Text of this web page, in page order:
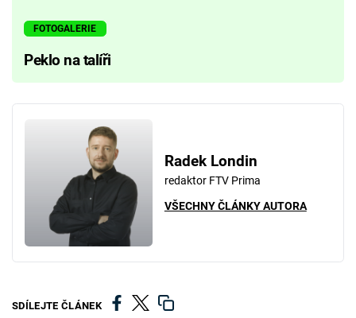
FOTOGALERIE
Peklo na talíři
Radek Londin
redaktor FTV Prima
VŠECHNY ČLÁNKY AUTORA
SDÍLEJTE ČLÁNEK